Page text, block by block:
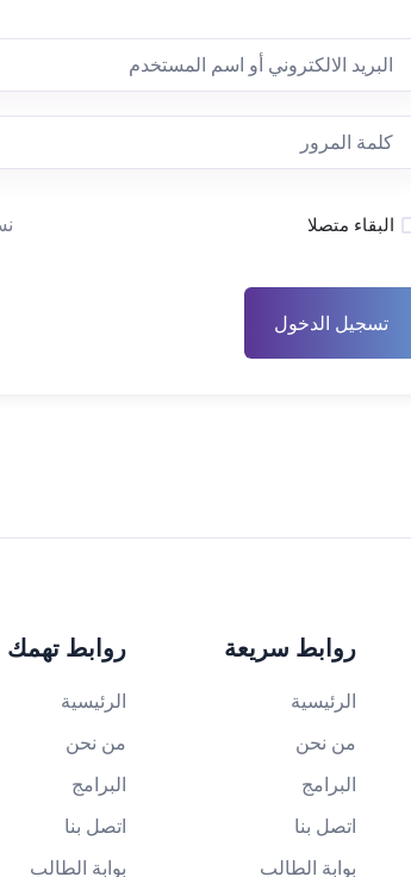
البقاء متصلا
تسجيل الدخول
روابط سريعة
الرئيسية
من نحن
البرامج
اتصل بنا
بوابة الطالب
روابط تهمك
الرئيسية
من نحن
البرامج
اتصل بنا
بوابة الطالب